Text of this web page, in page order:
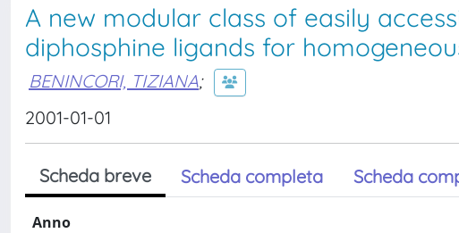
A new modular class of easily
diphosphine ligands for
BENINCORI, TIZIANA;
2001-01-01
Scheda breve Scheda completa Scheda
Anno